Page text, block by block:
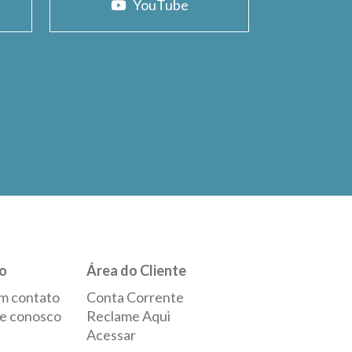
YouTube
contato
conosco
Área do Cliente
Conta Corrente
Reclame Aqui
Acessar